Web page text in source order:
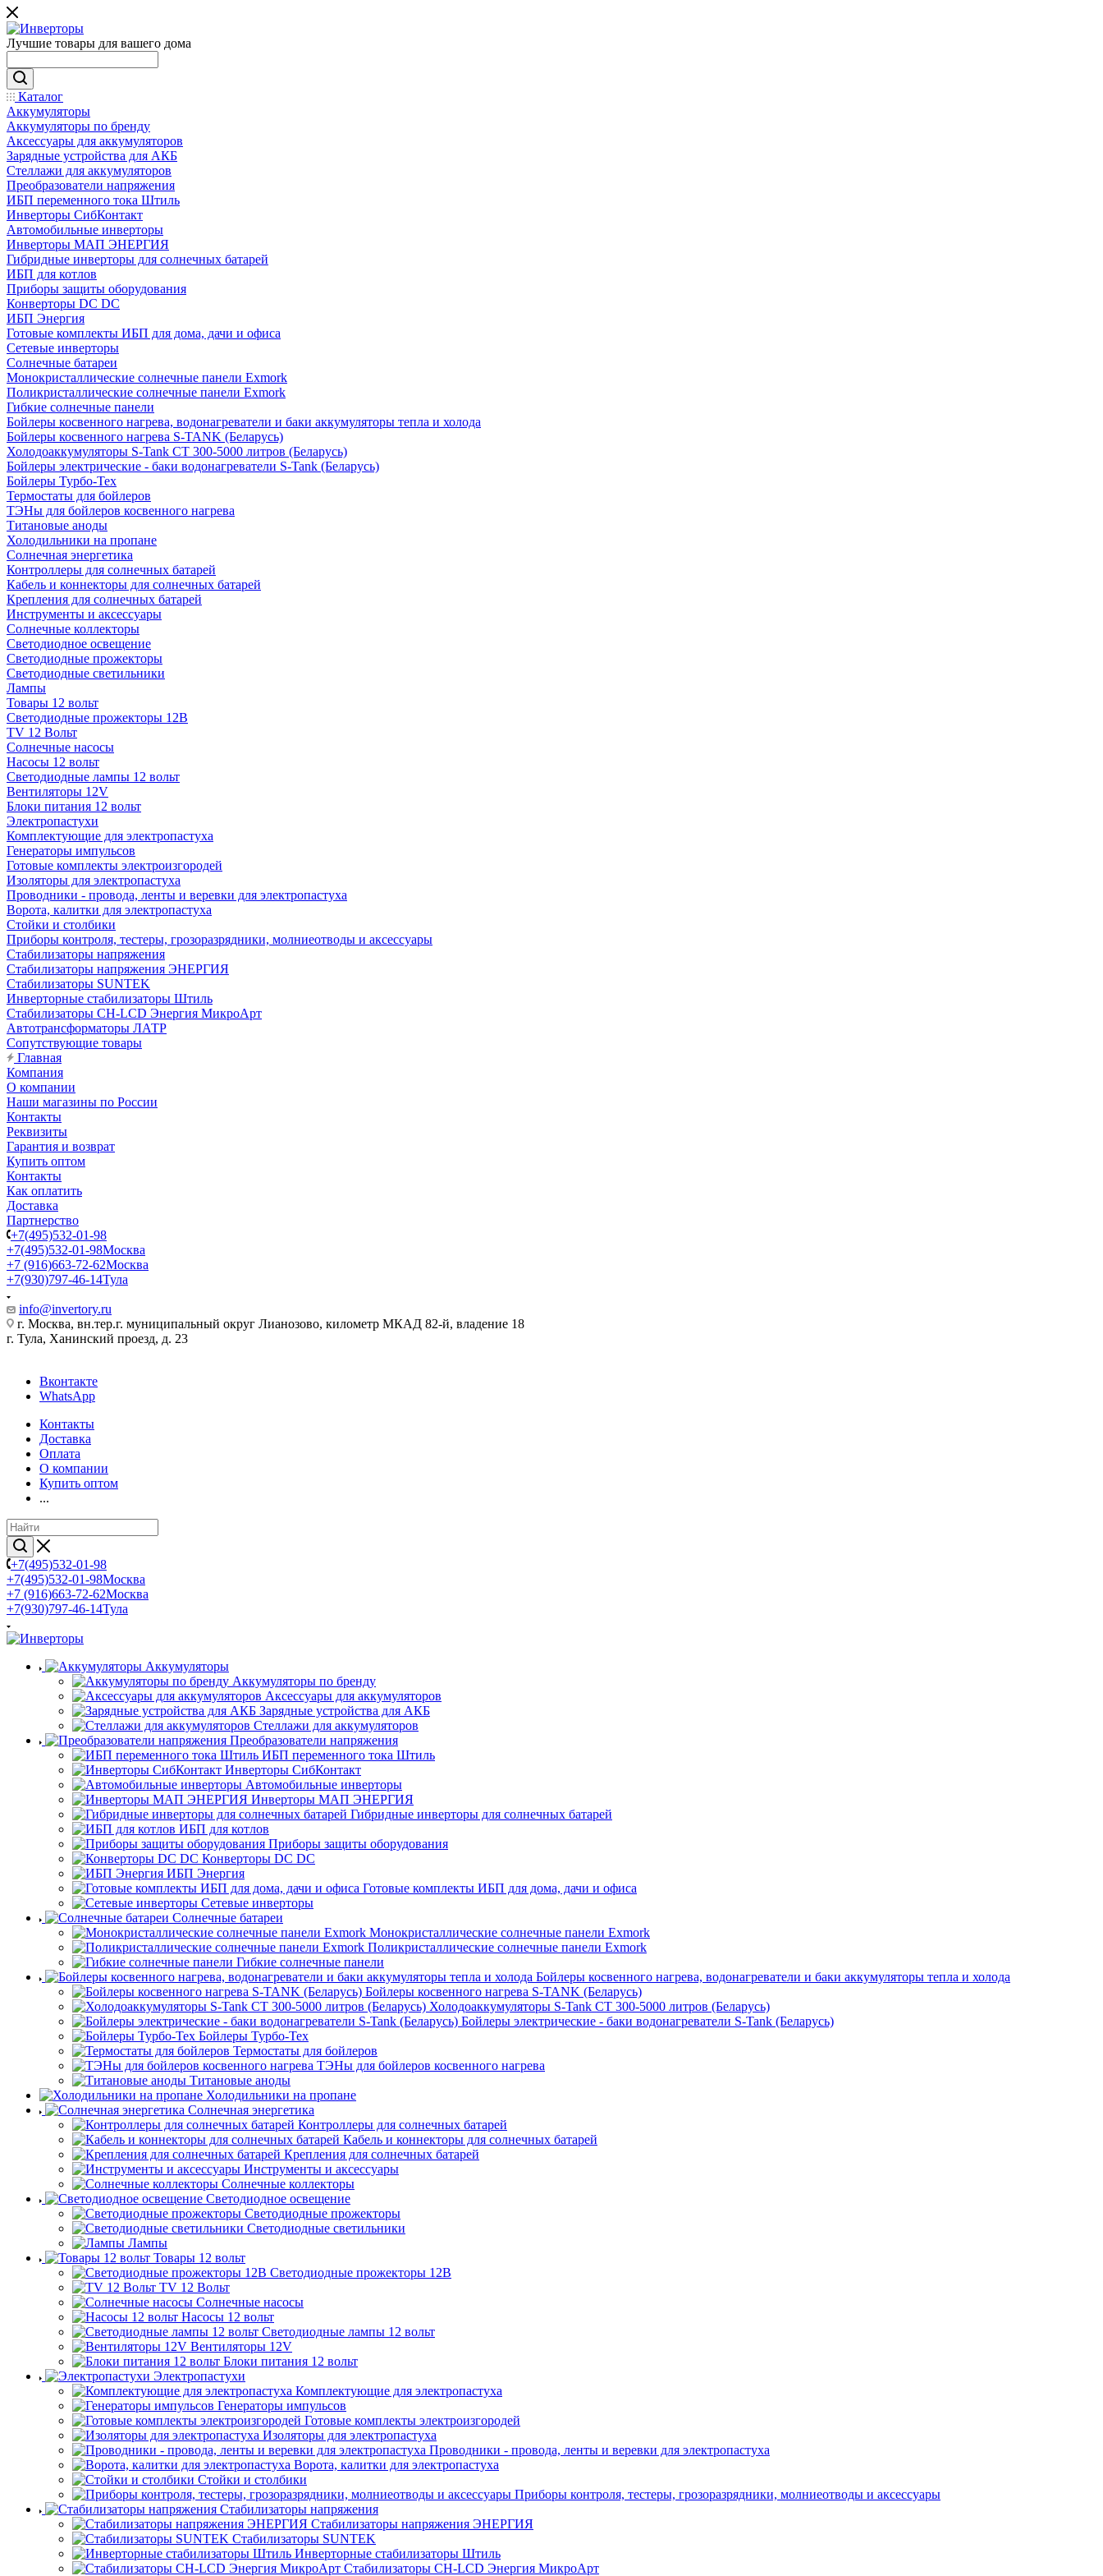
Лучшие товары для вашего дома
Каталог
Аккумуляторы
Аккумуляторы по бренду
Аксессуары для аккумуляторов
Зарядные устройства для АКБ
Стеллажи для аккумуляторов
Преобразователи напряжения
ИБП переменного тока Штиль
Инверторы СибКонтакт
Автомобильные инверторы
Инверторы МАП ЭНЕРГИЯ
Гибридные инверторы для солнечных батарей
ИБП для котлов
Приборы защиты оборудования
Конверторы DC DC
ИБП Энергия
Готовые комплекты ИБП для дома, дачи и офиса
Сетевые инверторы
Солнечные батареи
Монокристаллические солнечные панели Exmork
Поликристаллические солнечные панели Exmork
Гибкие солнечные панели
Бойлеры косвенного нагрева, водонагреватели и баки аккумуляторы тепла и холода
Бойлеры косвенного нагрева S-TANK (Беларусь)
Холодоаккумуляторы S-Tank СТ 300-5000 литров (Беларусь)
Бойлеры электрические - баки водонагреватели S-Tank (Беларусь)
Бойлеры Турбо-Тех
Термостаты для бойлеров
ТЭНы для бойлеров косвенного нагрева
Титановые аноды
Холодильники на пропане
Солнечная энергетика
Контроллеры для солнечных батарей
Кабель и коннекторы для солнечных батарей
Крепления для солнечных батарей
Инструменты и аксессуары
Солнечные коллекторы
Светодиодное освещение
Светодиодные прожекторы
Светодиодные светильники
Лампы
Товары 12 вольт
Светодиодные прожекторы 12В
TV 12 Вольт
Солнечные насосы
Насосы 12 вольт
Светодиодные лампы 12 вольт
Вентиляторы 12V
Блоки питания 12 вольт
Электропастухи
Комплектующие для электропастуха
Генераторы импульсов
Готовые комплекты электроизгородей
Изоляторы для электропастуха
Проводники - провода, ленты и веревки для электропастуха
Ворота, калитки для электропастуха
Стойки и столбики
Приборы контроля, тестеры, грозоразрядники, молниеотводы и аксессуары
Стабилизаторы напряжения
Стабилизаторы напряжения ЭНЕРГИЯ
Стабилизаторы SUNTEK
Инверторные стабилизаторы Штиль
Стабилизаторы СН-LCD Энepгия МикроАрт
Автотрансформаторы ЛАТР
Сопутствующие товары
Главная
Компания
О компании
Наши магазины по России
Контакты
Реквизиты
Гарантия и возврат
Купить оптом
Контакты
Как оплатить
Доставка
Партнерство
+7(495)532-01-98
+7(495)532-01-98Москва
+7 (916)663-72-62Москва
+7(930)797-46-14Тула
info@invertory.ru
г. Москва, вн.тер.г. муниципальный округ Лианозово, километр МКАД 82-й, владение 18
г. Тула, Ханинский проезд, д. 23
Вконтакте
WhatsApp
Контакты
Доставка
Оплата
О компании
Купить оптом
...
+7(495)532-01-98
+7(495)532-01-98Москва
+7 (916)663-72-62Москва
+7(930)797-46-14Тула
Аккумуляторы
Аккумуляторы по бренду
Аксессуары для аккумуляторов
Зарядные устройства для АКБ
Стеллажи для аккумуляторов
Преобразователи напряжения
ИБП переменного тока Штиль
Инверторы СибКонтакт
Автомобильные инверторы
Инверторы МАП ЭНЕРГИЯ
Гибридные инверторы для солнечных батарей
ИБП для котлов
Приборы защиты оборудования
Конверторы DC DC
ИБП Энергия
Готовые комплекты ИБП для дома, дачи и офиса
Сетевые инверторы
Солнечные батареи
Монокристаллические солнечные панели Exmork
Поликристаллические солнечные панели Exmork
Гибкие солнечные панели
Бойлеры косвенного нагрева, водонагреватели и баки аккумуляторы тепла и холода
Бойлеры косвенного нагрева S-TANK (Беларусь)
Холодоаккумуляторы S-Tank СТ 300-5000 литров (Беларусь)
Бойлеры электрические - баки водонагреватели S-Tank (Беларусь)
Бойлеры Турбо-Тех
Термостаты для бойлеров
ТЭНы для бойлеров косвенного нагрева
Титановые аноды
Холодильники на пропане
Солнечная энергетика
Контроллеры для солнечных батарей
Кабель и коннекторы для солнечных батарей
Крепления для солнечных батарей
Инструменты и аксессуары
Солнечные коллекторы
Светодиодное освещение
Светодиодные прожекторы
Светодиодные светильники
Лампы
Товары 12 вольт
Светодиодные прожекторы 12В
TV 12 Вольт
Солнечные насосы
Насосы 12 вольт
Светодиодные лампы 12 вольт
Вентиляторы 12V
Блоки питания 12 вольт
Электропастухи
Комплектующие для электропастуха
Генераторы импульсов
Готовые комплекты электроизгородей
Изоляторы для электропастуха
Проводники - провода, ленты и веревки для электропастуха
Ворота, калитки для электропастуха
Стойки и столбики
Приборы контроля, тестеры, грозоразрядники, молниеотводы и аксессуары
Стабилизаторы напряжения
Стабилизаторы напряжения ЭНЕРГИЯ
Стабилизаторы SUNTEK
Инверторные стабилизаторы Штиль
Стабилизаторы СН-LCD Энepгия МикроАрт